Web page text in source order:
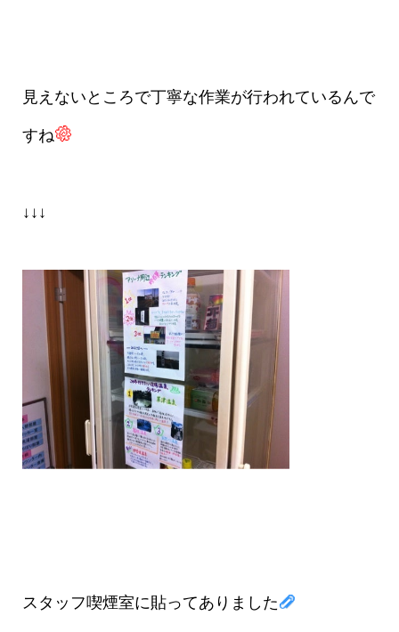
見えないところで丁寧な作業が行われているんで
すね
↓↓↓
スタッフ喫煙室に貼ってありました